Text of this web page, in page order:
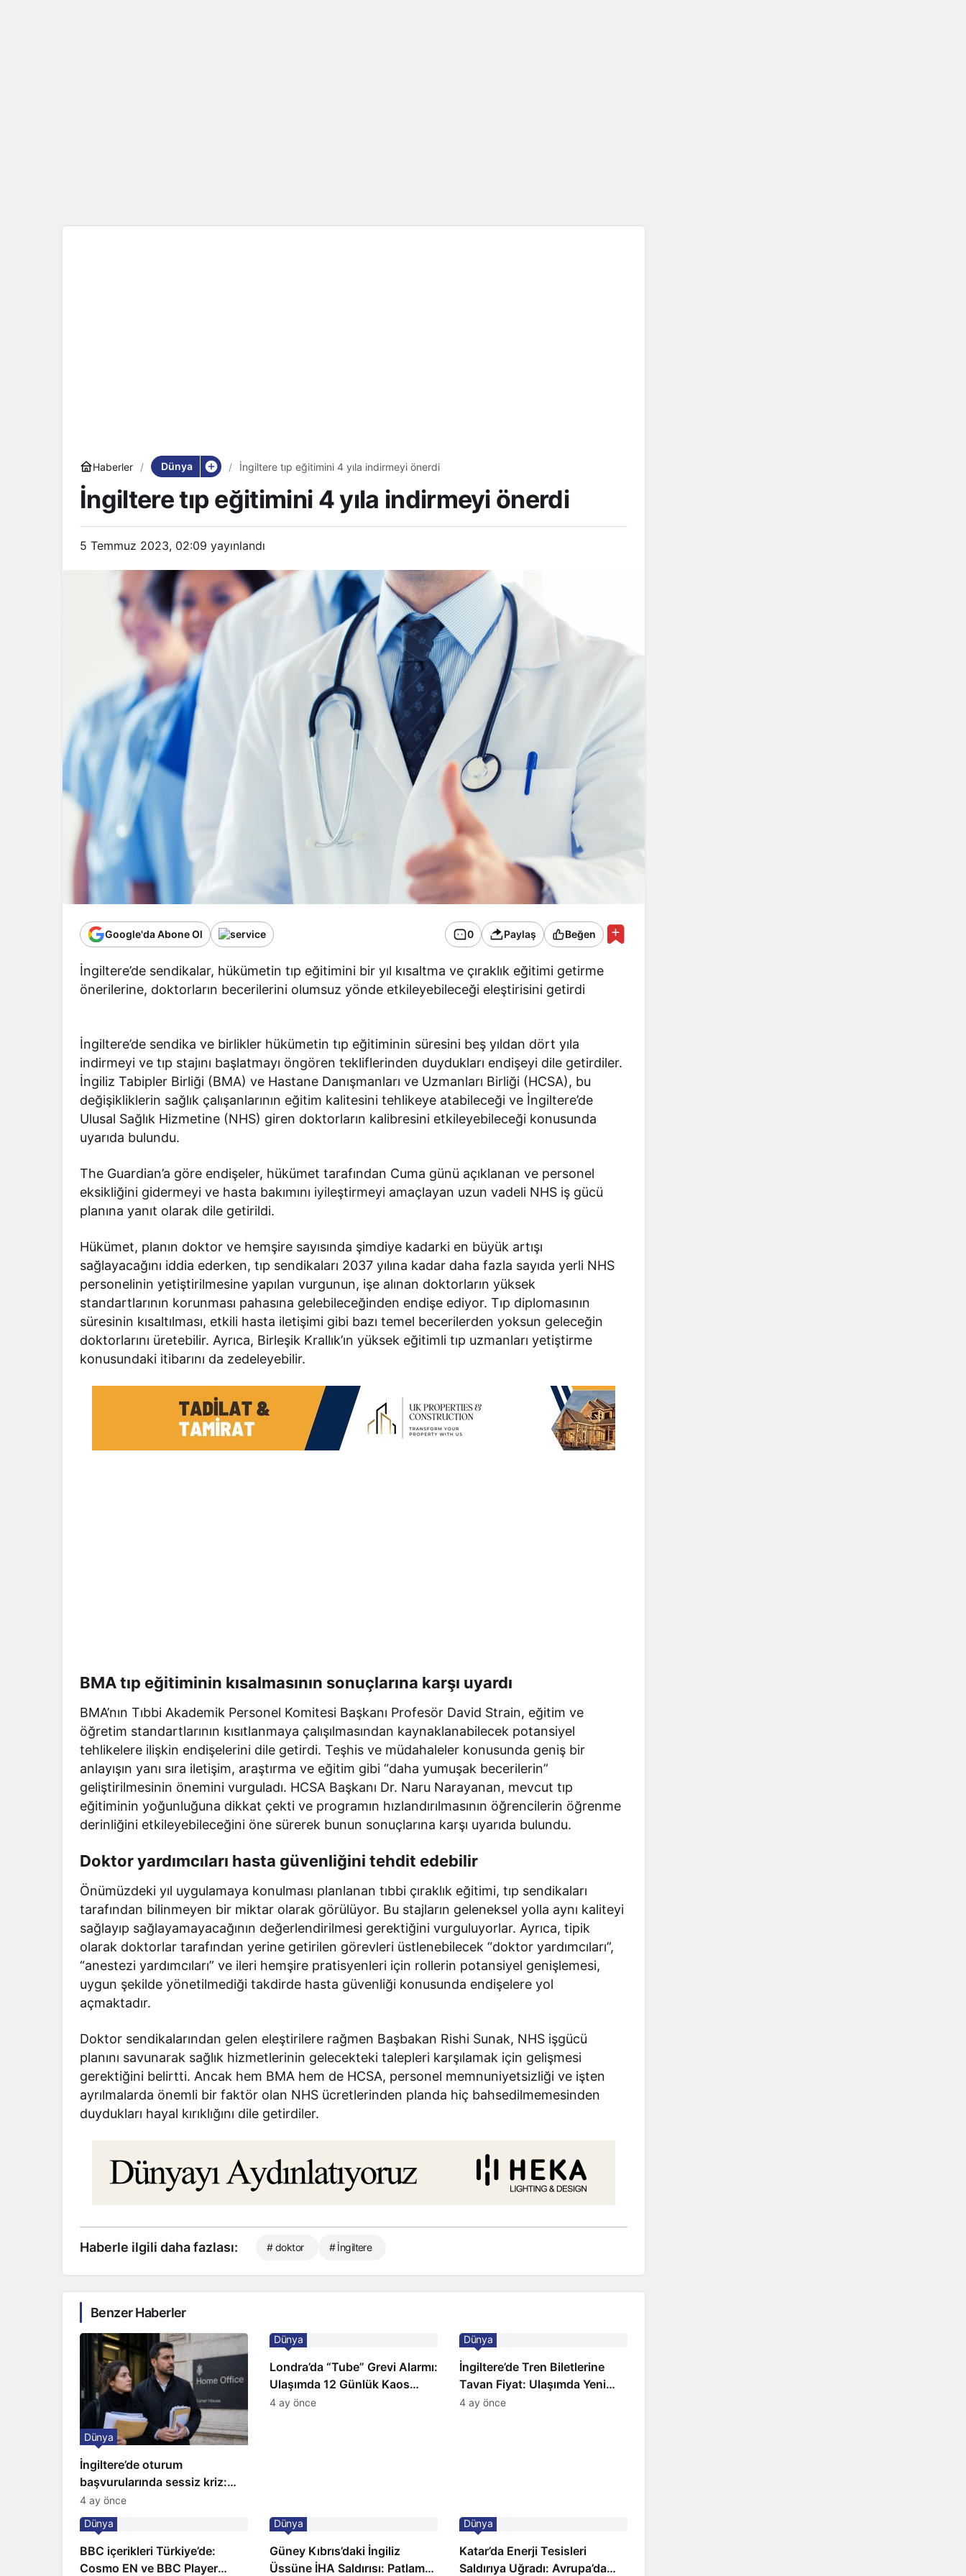
Haberler Dünya İngiltere tıp eğitimini 4 yıla indirmeyi önerdi
İngiltere tıp eğitimini 4 yıla indirmeyi önerdi
5 Temmuz 2023, 02:09 yayınlandı
Google'da Abone Ol 0 Paylaş Beğen
İngiltere’de sendikalar, hükümetin tıp eğitimini bir yıl kısaltma ve çıraklık eğitimi getirme
önerilerine, doktorların becerilerini olumsuz yönde etkileyebileceği eleştirisini getirdi
İngiltere’de sendika ve birlikler hükümetin tıp eğitiminin süresini beş yıldan dört yıla
indirmeyi ve tıp stajını başlatmayı öngören tekliflerinden duydukları endişeyi dile getirdiler.
İngiliz Tabipler Birliği (BMA) ve Hastane Danışmanları ve Uzmanları Birliği (HCSA), bu
değişikliklerin sağlık çalışanlarının eğitim kalitesini tehlikeye atabileceği ve İngiltere’de
Ulusal Sağlık Hizmetine (NHS) giren doktorların kalibresini etkileyebileceği konusunda
uyarıda bulundu.
The Guardian’a göre endişeler, hükümet tarafından Cuma günü açıklanan ve personel
eksikliğini gidermeyi ve hasta bakımını iyileştirmeyi amaçlayan uzun vadeli NHS iş gücü
planına yanıt olarak dile getirildi.
Hükümet, planın doktor ve hemşire sayısında şimdiye kadarki en büyük artışı
sağlayacağını iddia ederken, tıp sendikaları 2037 yılına kadar daha fazla sayıda yerli NHS
personelinin yetiştirilmesine yapılan vurgunun, işe alınan doktorların yüksek
standartlarının korunması pahasına gelebileceğinden endişe ediyor. Tıp diplomasının
süresinin kısaltılması, etkili hasta iletişimi gibi bazı temel becerilerden yoksun geleceğin
doktorlarını üretebilir. Ayrıca, Birleşik Krallık’ın yüksek eğitimli tıp uzmanları yetiştirme
konusundaki itibarını da zedeleyebilir.
BMA tıp eğitiminin kısalmasının sonuçlarına karşı uyardı
BMA’nın Tıbbi Akademik Personel Komitesi Başkanı Profesör David Strain, eğitim ve
öğretim standartlarının kısıtlanmaya çalışılmasından kaynaklanabilecek potansiyel
tehlikelere ilişkin endişelerini dile getirdi. Teşhis ve müdahaleler konusunda geniş bir
anlayışın yanı sıra iletişim, araştırma ve eğitim gibi “daha yumuşak becerilerin”
geliştirilmesinin önemini vurguladı. HCSA Başkanı Dr. Naru Narayanan, mevcut tıp
eğitiminin yoğunluğuna dikkat çekti ve programın hızlandırılmasının öğrencilerin öğrenme
derinliğini etkileyebileceğini öne sürerek bunun sonuçlarına karşı uyarıda bulundu.
Doktor yardımcıları hasta güvenliğini tehdit edebilir
Önümüzdeki yıl uygulamaya konulması planlanan tıbbi çıraklık eğitimi, tıp sendikaları
tarafından bilinmeyen bir miktar olarak görülüyor. Bu stajların geleneksel yolla aynı kaliteyi
sağlayıp sağlayamayacağının değerlendirilmesi gerektiğini vurguluyorlar. Ayrıca, tipik
olarak doktorlar tarafından yerine getirilen görevleri üstlenebilecek “doktor yardımcıları”,
“anestezi yardımcıları” ve ileri hemşire pratisyenleri için rollerin potansiyel genişlemesi,
uygun şekilde yönetilmediği takdirde hasta güvenliği konusunda endişelere yol
açmaktadır.
Doktor sendikalarından gelen eleştirilere rağmen Başbakan Rishi Sunak, NHS işgücü
planını savunarak sağlık hizmetlerinin gelecekteki talepleri karşılamak için gelişmesi
gerektiğini belirtti. Ancak hem BMA hem de HCSA, personel memnuniyetsizliği ve işten
ayrılmalarda önemli bir faktör olan NHS ücretlerinden planda hiç bahsedilmemesinden
duydukları hayal kırıklığını dile getirdiler.
Haberle ilgili daha fazlası: # doktor # İngiltere
Benzer Haberler
İngiltere’de oturum
başvurularında sessiz kriz:
Büyükelçilikten açıklama!
Dünya
4 ay önce
Londra’da “Tube” Grevi Alarmı:
Ulaşımda 12 Günlük Kaos
Kapıda
Dünya
4 ay önce
İngiltere’de Tren Biletlerine
Tavan Fiyat: Ulaşımda Yeni
Düzenleme
Dünya
4 ay önce
BBC içerikleri Türkiye’de:
Cosmo EN ve BBC Player
Dünya
Güney Kıbrıs’daki İngiliz
Üssüne İHA Saldırısı: Patlama,
Dünya
Katar’da Enerji Tesisleri
Saldırıya Uğradı: Avrupa’da
Dünya